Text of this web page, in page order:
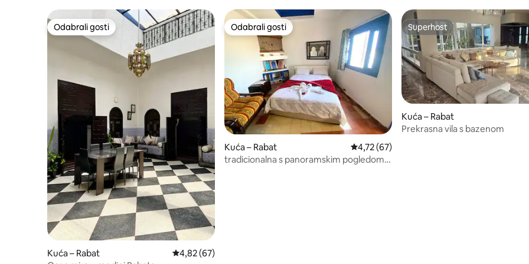
Odabrali gosti
Odabrali gosti
Kuća – Rabat Prosječna ocjena: 4,82/5, recenzija: 67
4,82 (67)
Odabrali gosti
Odabrali gosti
Kuća – Rabat Prosječna ocjena: 4,72/5, recenzija: 67
4,72 (67)
tradicionalna s panoramskim pogledom
Superhost
Superhost
Kuća – Rabat
Prekrasna vila s bazenom